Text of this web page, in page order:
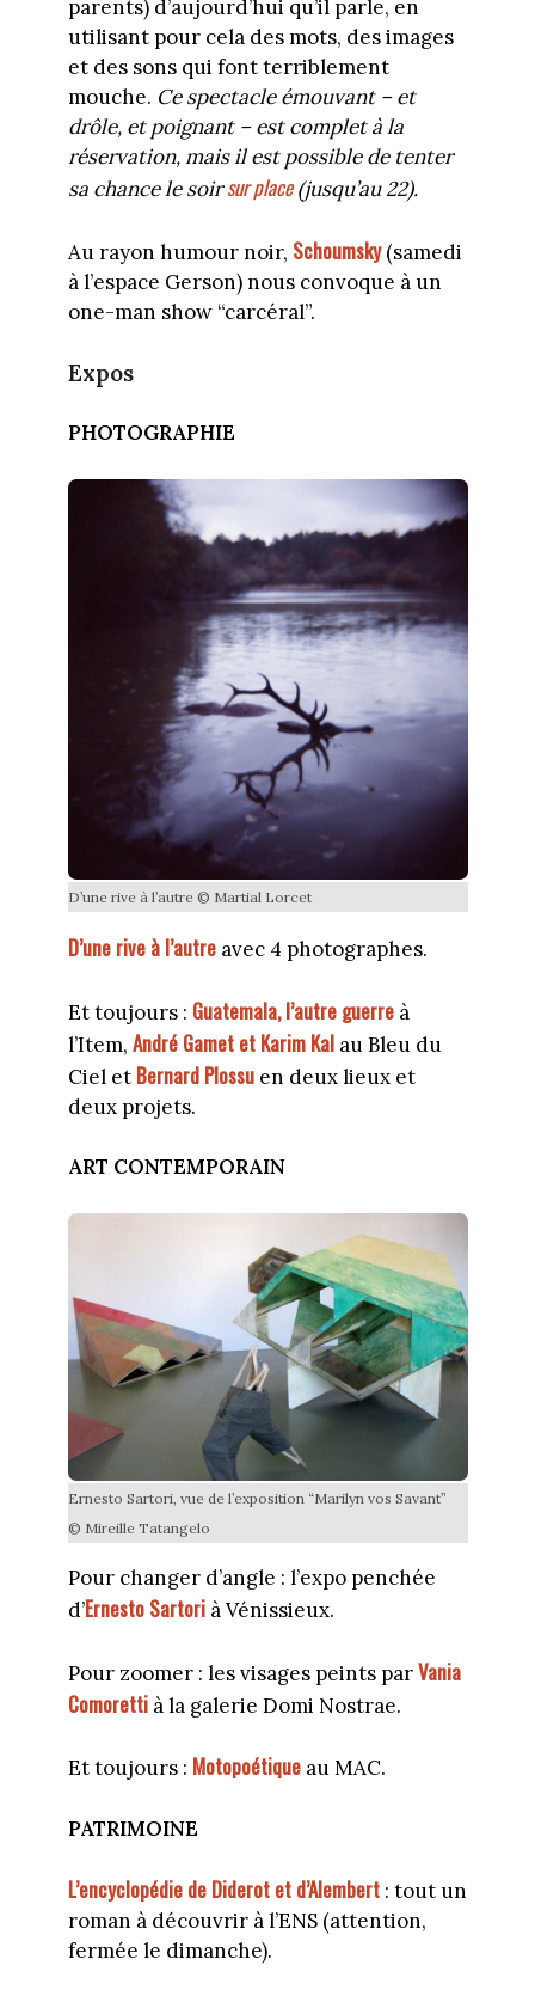
parents) d’aujourd’hui qu’il parle, en
utilisant pour cela des mots, des images
et des sons qui font terriblement
mouche. Ce spectacle émouvant – et
drôle, et poignant – est complet à la
réservation, mais il est possible de tenter
sa chance le soirsur place(jusqu’au 22).
Au rayon humour noir, Schoumsky(samedi
à l’espace Gerson) nous convoque à un
one-man show “carcéral”.
Expos
PHOTOGRAPHIE
D’une rive à l’autre © Martial Lorcet
D’une rive à l’autreavec 4 photographes.
Et toujours : Guatemala, l’autre guerreà
l’Item, André Gamet et Karim Kal au Bleu du
Ciel et Bernard Plossu en deux lieux et
deux projets.
ART CONTEMPORAIN
Ernesto Sartori, vue de l’exposition “Marilyn vos Savant”
© Mireille Tatangelo
Pour changer d’angle : l’expo penchée
d’Ernesto Sartorià Vénissieux.
Pour zoomer : les visages peints parVania
Comorettià la galerie Domi Nostrae.
Et toujours : Motopoétiqueau MAC.
PATRIMOINE
L’encyclopédie de Diderot et d’Alembert: tout un
roman à découvrir à l’ENS (attention,
fermée le dimanche).